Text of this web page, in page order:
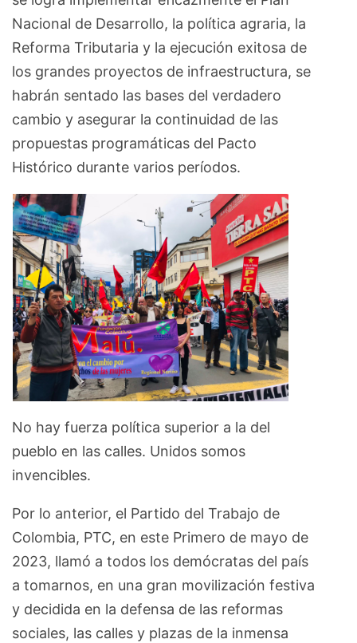
Nacional de Desarrollo, la política agraria, la
Reforma Tributaria y la ejecución exitosa de
los grandes proyectos de infraestructura, se
habrán sentado las bases del verdadero
cambio y asegurar la continuidad de las
propuestas programáticas del Pacto
Histórico durante varios períodos.
No hay fuerza política superior a la del
pueblo en las calles. Unidos somos
invencibles.
Por lo anterior, el Partido del Trabajo de
Colombia, PTC, en este Primero de mayo de
2023, llamó a todos los demócratas del país
a tomarnos, en una gran movilización festiva
y decidida en la defensa de las reformas
sociales, las calles y plazas de la inmensa